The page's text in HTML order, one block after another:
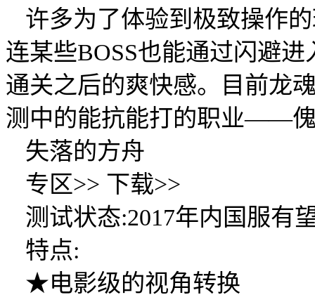
许多为了体验到极致操作
连某些BOSS也能通过闪避
通关之后的爽快感。目前龙
测中的能抗能打的职业——
失落的方舟
专区>> 下载>>
测试状态:2017年内国服有
特点:
★电影级的视角转换